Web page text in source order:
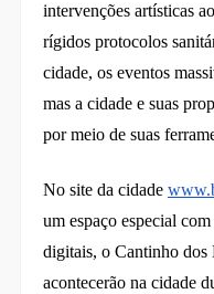
intervenções artísticas
rígidos protocolos
cidade, os eventos
mas a cidade e suas
por meio de suas
No site da cidade
um espaço especial
digitais, o Cantinho dos
acontecerão na cidade